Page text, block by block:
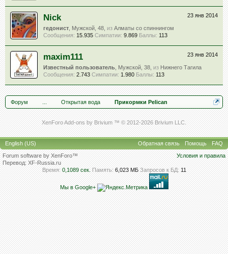
23 янв 2014
Nick
гедонист , Мужской, 48, из Алматы со спиннингом
Сообщения: 15.935 Симпатии: 9.869 Баллы: 113
23 янв 2014
maxim111
Известный пользователь , Мужской, 38, из Нижнего Тагила
Сообщения: 2.743 Симпатии: 1.980 Баллы: 113
Форум Открытая вода Прикормки Pelican
XenForo Add-ons by Brivium ™ © 2012-2026 Brivium LLC.
English (US) Обратная связь Помощь
FAQ
Условия и правила
Forum software by XenForo™
Перевод:XF-Russia.ru
Время: 0,1089 сек. Память: 6,023 МБ Запросов к БД: 11
Мы в Google+